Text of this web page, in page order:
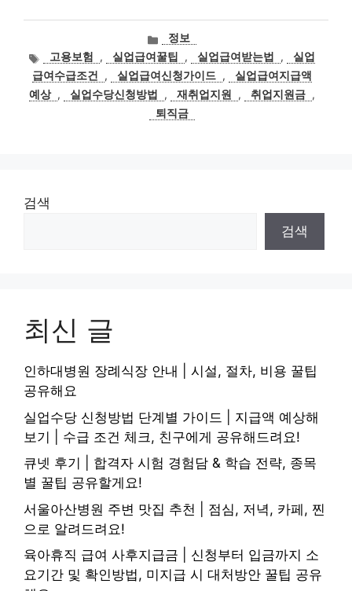
카
테
고
리
정보
태
그
고용보험 , 실업급여꿀팁 , 실업급여받는법 ,
실업
급여수급조건
, 실업급여신청가이드 ,
실업급여지급액
예상 , 실업수당신청방법 , 재취업지원 , 취업지원금 ,
퇴직금
검색
검색
최신 글
인하대병원 장례식장 안내 | 시설, 절차, 비용 꿀팁
공유해요
실업수당 신청방법 단계별 가이드 | 지급액 예상해
보기 | 수급 조건 체크, 친구에게 공유해드려요!
큐넷 후기 | 합격자 시험 경험담 & 학습 전략, 종목
별 꿀팁 공유할게요!
서울아산병원 주변 맛집 추천 | 점심, 저녁, 카페, 찐
으로 알려드려요!
육아휴직 급여 사후지급금 | 신청부터 입금까지 소
요기간 및 확인방법, 미지급 시 대처방안 꿀팁 공유